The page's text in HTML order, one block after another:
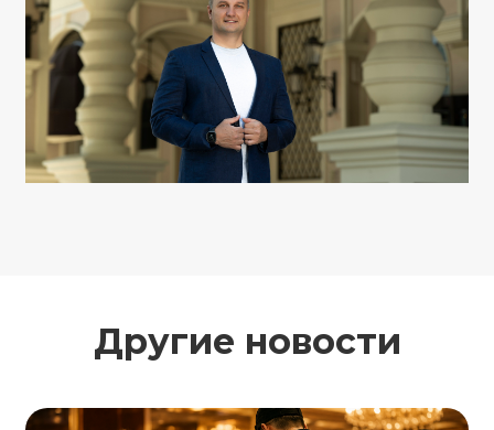
Другие новости